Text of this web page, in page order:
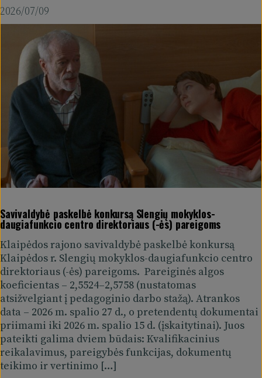
2026/07/09
Savivaldybė paskelbė konkursą Slengių mokyklos-
daugiafunkcio centro direktoriaus (-ės) pareigoms
Klaipėdos rajono savivaldybė paskelbė konkursą
Klaipėdos r. Slengių mokyklos-daugiafunkcio centro
direktoriaus (-ės) pareigoms. Pareiginės algos
koeficientas – 2,5524–2,5758 (nustatomas
atsižvelgiant į pedagoginio darbo stažą). Atrankos
data – 2026 m. spalio 27 d., o pretendentų dokumentai
priimami iki 2026 m. spalio 15 d. (įskaitytinai). Juos
pateikti galima dviem būdais: Kvalifikacinius
reikalavimus, pareigybės funkcijas, dokumentų
teikimo ir vertinimo […]